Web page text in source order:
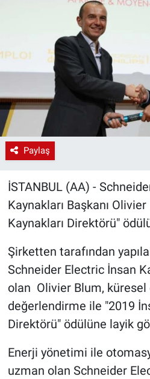
Paylaş
İSTANBUL (AA) -
Kaynakları Başkanı
Kaynakları Direktörü"
Şirketten tarafından
Schneider Electric İnsan
olan Olivier Blum, küresel
değerlendirme ile "2019
Direktörü" ödülüne layik
Enerji yönetimi ile
uzman olan Schneider